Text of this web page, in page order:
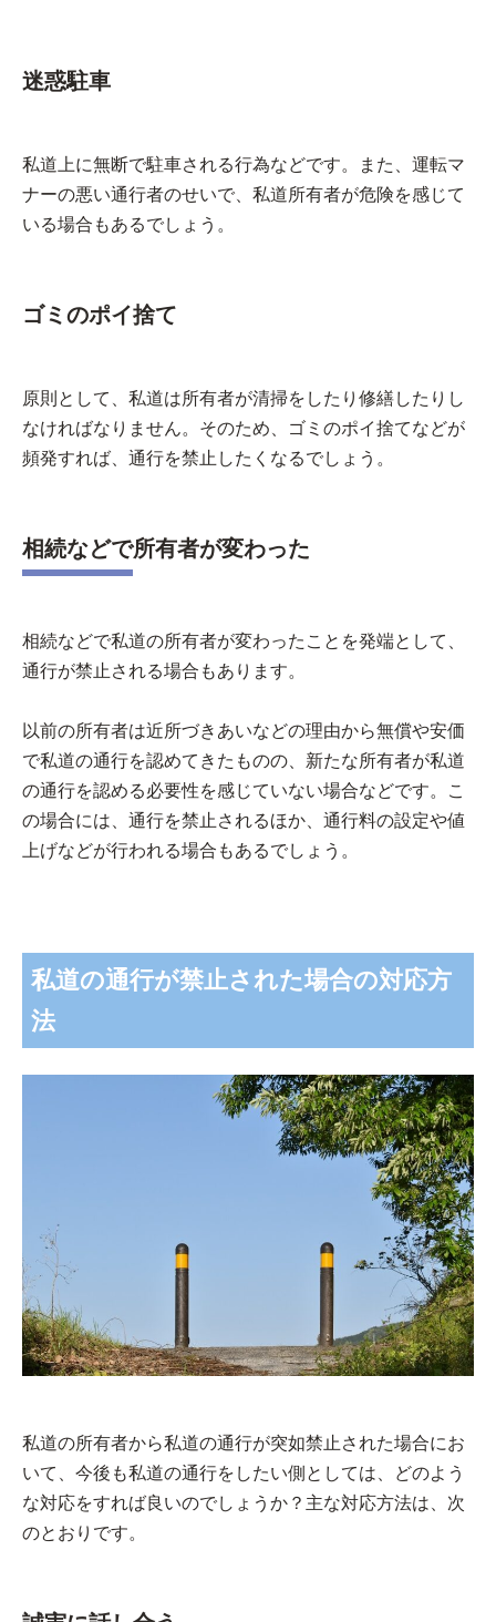
迷惑駐車
私道上に無断で駐車される行為などです。また、運転マ
ナーの悪い通行者のせいで、私道所有者が危険を感じて
いる場合もあるでしょう。
ゴミのポイ捨て
原則として、私道は所有者が清掃をしたり修繕したりし
なければなりません。そのため、ゴミのポイ捨てなどが
頻発すれば、通行を禁止したくなるでしょう。
相続などで所有者が変わった
相続などで私道の所有者が変わったことを発端として、
通行が禁止される場合もあります。
以前の所有者は近所づきあいなどの理由から無償や安価
で私道の通行を認めてきたものの、新たな所有者が私道
の通行を認める必要性を感じていない場合などです。こ
の場合には、通行を禁止されるほか、通行料の設定や値
上げなどが行われる場合もあるでしょう。
私道の通行が禁止された場合の対応方
法
私道の所有者から私道の通行が突如禁止された場合にお
いて、今後も私道の通行をしたい側としては、どのよう
な対応をすれば良いのでしょうか？主な対応方法は、次
のとおりです。